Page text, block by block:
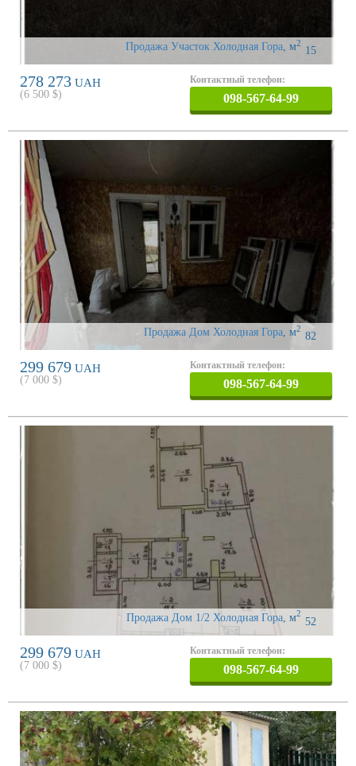
Продажа Участок Холодная Гора, 15
м2
278 273 UAH
(6 500 $)
Контактный телефон:
098-567-64-99
Продажа Дом Холодная Гора 82
м2
299 679 UAH
(7 000 $)
Контактный телефон:
098-567-64-99
Продажа Дом 1/2 Холодная Гора 52
м2
299 679 UAH
(7 000 $)
Контактный телефон:
098-567-64-99